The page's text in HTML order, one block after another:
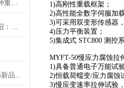
1)高刚性重载框架；
2)高性能全数字伺服加
3)可采用双变形传感器
4)压力平衡装置；
5)集成式 STC800 测控
MYFT-50慢应力腐蚀拉
1)具备普通电子万能试
2)恒载荷蠕变/应力腐蚀
3)慢应变速率拉伸试验